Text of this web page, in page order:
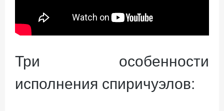
Три особенности
исполнения спиричуэлов: